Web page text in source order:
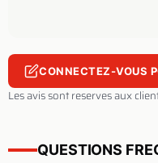
CONNECTEZ-VOUS
Les avis sont reserves aux
QUESTIONS